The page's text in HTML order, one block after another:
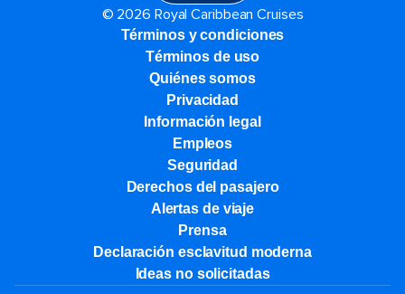
© 2026 Royal Caribbean Cruises
Términos y condiciones
Términos de uso
Quiénes somos
Privacidad
Información legal
Empleos
Seguridad
Derechos del pasajero
Alertas de viaje
Prensa
Declaración esclavitud moderna
Ideas no solicitadas